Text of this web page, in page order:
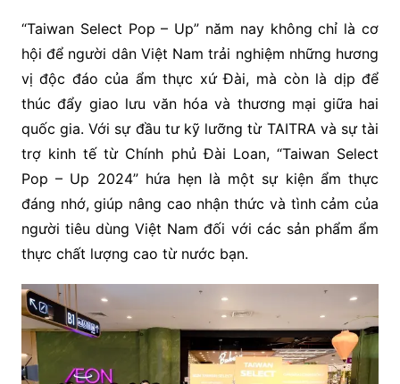
“Taiwan Select Pop – Up” năm nay không chỉ là cơ
hội để người dân Việt Nam trải nghiệm những hương
vị độc đáo của ẩm thực xứ Đài, mà còn là dịp để
thúc đẩy giao lưu văn hóa và thương mại giữa hai
quốc gia. Với sự đầu tư kỹ lưỡng từ TAITRA và sự tài
trợ kinh tế từ Chính phủ Đài Loan, “Taiwan Select
Pop – Up 2024” hứa hẹn là một sự kiện ẩm thực
đáng nhớ, giúp nâng cao nhận thức và tình cảm của
người tiêu dùng Việt Nam đối với các sản phẩm ẩm
thực chất lượng cao từ nước bạn.